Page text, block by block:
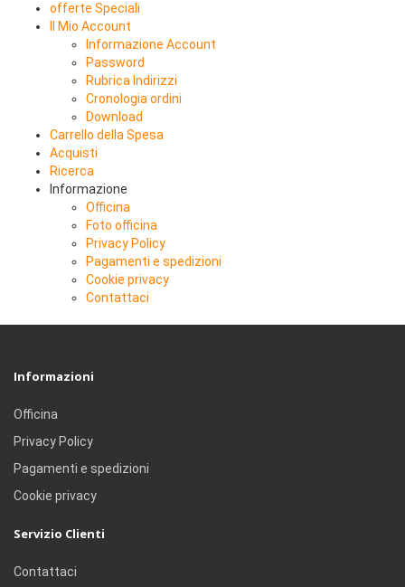
offerte Speciali
Il Mio Account
Informazione Account
Password
Rubrica Indirizzi
Cronologia ordini
Download
Carrello della Spesa
Acquisti
Ricerca
Informazione
Officina
Foto officina
Privacy Policy
Pagamenti e spedizioni
Cookie privacy
Contattaci
Informazioni
Officina
Privacy Policy
Pagamenti e spedizioni
Cookie privacy
Servizio Clienti
Contattaci